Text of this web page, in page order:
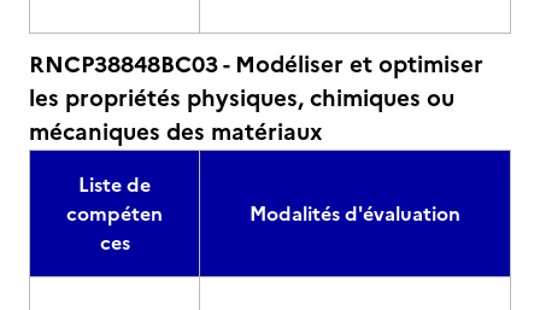
RNCP38848BC03 - Modéliser et optimiser
les propriétés physiques, chimiques ou
mécaniques des matériaux
Liste de
compéten
ces
Modalités d'évaluation